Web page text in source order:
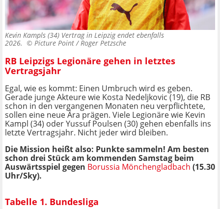
Kevin Kampls (34) Vertrag in Leipzig endet ebenfalls
2026. © Picture Point / Roger Petzsche
RB Leipzigs Legionäre gehen in letztes
Vertragsjahr
Egal, wie es kommt: Einen Umbruch wird es geben.
Gerade junge Akteure wie Kosta Nedeljkovic (19), die RB
schon in den vergangenen Monaten neu verpflichtete,
sollen eine neue Ära prägen. Viele Legionäre wie Kevin
Kampl (34) oder Yussuf Poulsen (30) gehen ebenfalls ins
letzte Vertragsjahr. Nicht jeder wird bleiben.
Die Mission heißt also: Punkte sammeln! Am besten
schon drei Stück am kommenden Samstag beim
Auswärtsspiel gegen Borussia Mönchengladbach (15.30
Uhr/Sky).
Tabelle 1. Bundesliga